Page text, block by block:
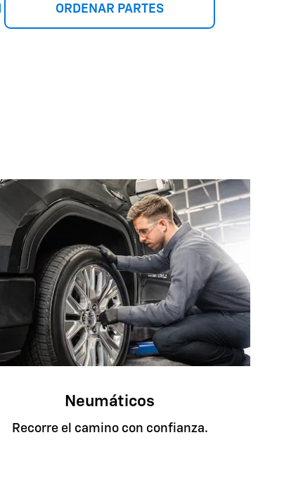
ORDENAR PARTES
Neumáticos
Recorre el camino con confianza.